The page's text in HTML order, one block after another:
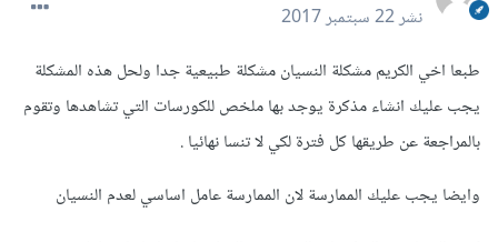
نشر22 سبتمبر 2017
طبعا اخي الكريم مشكلة النسيان مشكلة طبيعية جدا ولحل هذه المشكلة
يجب عليك انشاء مذكرة يوجد بها ملخص للكورسات التي تشاهدها وتقوم
بالمراجعة عن طريقها كل فترة لكي لا تنسا نهائيا .
وايضا يجب عليك الممارسة لان الممارسة عامل اساسي لعدم النسيان